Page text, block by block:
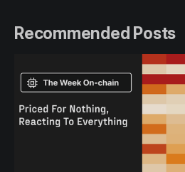
Recommended Posts